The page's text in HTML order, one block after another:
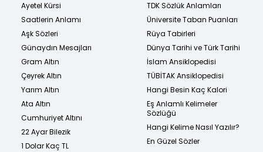
Ayetel Kürsi
Saatlerin Anlamı
Aşk Sözleri
Günaydın Mesajları
Gram Altın
Çeyrek Altın
Yarım Altın
Ata Altın
Cumhuriyet Altını
22 Ayar Bilezik
1 Dolar Kaç TL
TDK Sözlük Anlamları
Üniversite Taban Puanları
Rüya Tabirleri
Dünya Tarihi ve Türk Tarihi
İslam Ansiklopedisi
TÜBİTAK Ansiklopedisi
Hangi Besin Kaç Kalori
Eş Anlamlı Kelimeler
Sözlüğü
Hangi Kelime Nasıl Yazılır?
En Güzel Sözler